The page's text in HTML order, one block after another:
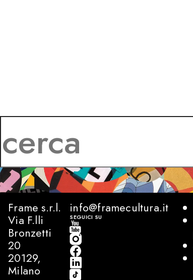
Frame s.r.l.
Via F.lli
Bronzetti
20
20129,
Milano
info@framecultura.it
SEGUICI SU